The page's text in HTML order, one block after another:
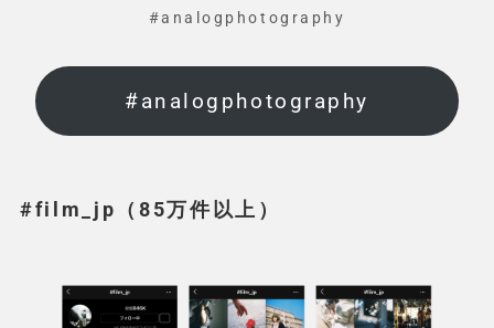
#analogphotography
#analogphotography
#film_jp（85万件以上）